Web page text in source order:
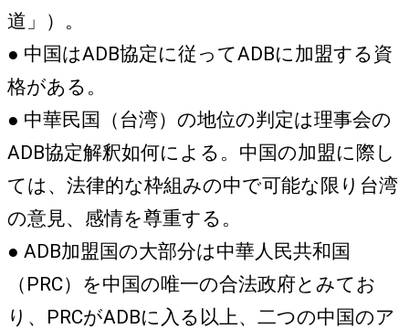
道」）。
● 中国はADB協定に従ってADBに加盟する資
格がある。
● 中華民国（台湾）の地位の判定は理事会の
ADB協定解釈如何による。中国の加盟に際し
ては、法律的な枠組みの中で可能な限り台湾
の意見、感情を尊重する。
● ADB加盟国の大部分は中華人民共和国
（PRC）を中国の唯一の合法政府とみてお
り、PRCがADBに入る以上、二つの中国のア